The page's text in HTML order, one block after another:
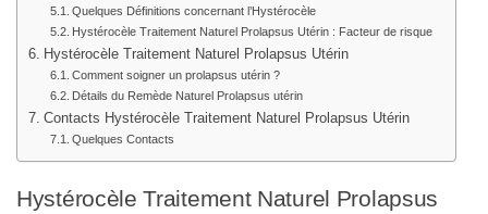
Quelques Définitions concernant l’Hystérocèle
Hystérocèle Traitement Naturel Prolapsus Utérin : Facteur de risque
Hystérocèle Traitement Naturel Prolapsus Utérin
Comment soigner un prolapsus utérin ?
Détails du Remède Naturel Prolapsus utérin
Contacts Hystérocèle Traitement Naturel Prolapsus Utérin
Quelques Contacts
Hystérocèle Traitement Naturel Prolapsus